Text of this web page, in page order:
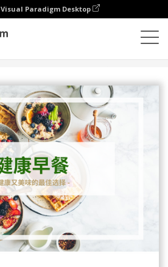
Visual Paradigm Desktop